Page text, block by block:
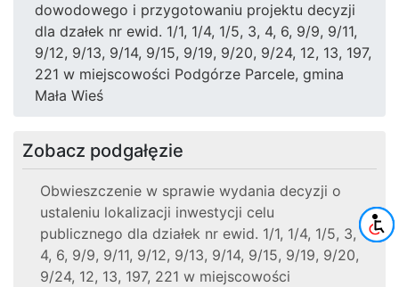
dowodowego i przygotowaniu projektu decyzji
dla dzałek nr ewid. 1/1, 1/4, 1/5, 3, 4, 6, 9/9, 9/11,
9/12, 9/13, 9/14, 9/15, 9/19, 9/20, 9/24, 12, 13, 197,
221 w miejscowości Podgórze Parcele, gmina
Mała Wieś
Zobacz podgałęzie
Obwieszczenie w sprawie wydania decyzji o
ustaleniu lokalizacji inwestycji celu
publicznego dla działek nr ewid. 1/1, 1/4, 1/5, 3,
4, 6, 9/9, 9/11, 9/12, 9/13, 9/14, 9/15, 9/19, 9/20,
9/24, 12, 13, 197, 221 w miejscowości